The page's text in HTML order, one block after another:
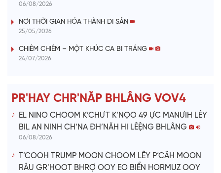
V
i
e
o
06/08/2026
NƠI THỜI GIAN HÓA THÀNH DI SẢN
25/05/2026
CHIÊM CHIÊM – MỘT KHÚC CA BI TRÁNG
24/07/2026
PR'HAY CHR'NĂP BHLÂNG VOV4
EL NINO CHOOM K’CHƯT K’NỌO 49 ỰC MANƯIH LÊY
BIL AN NINH CH’NA ĐH’NĂH HI LÊỆNG BHLÂNG
06/08/2026
T’COOH TRUMP MOON CHOOM LÊY P’CĂH MOON
RÂU GR’HOOT BHRỢ OOY EO BIỂN HORMUZ OOY